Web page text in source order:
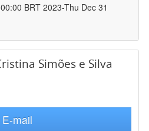
BRT 2023-Thu Dec 31
Simões e Silva
E-mail